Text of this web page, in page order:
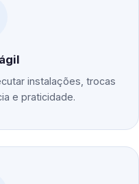
instalações, trocas
e praticidade.